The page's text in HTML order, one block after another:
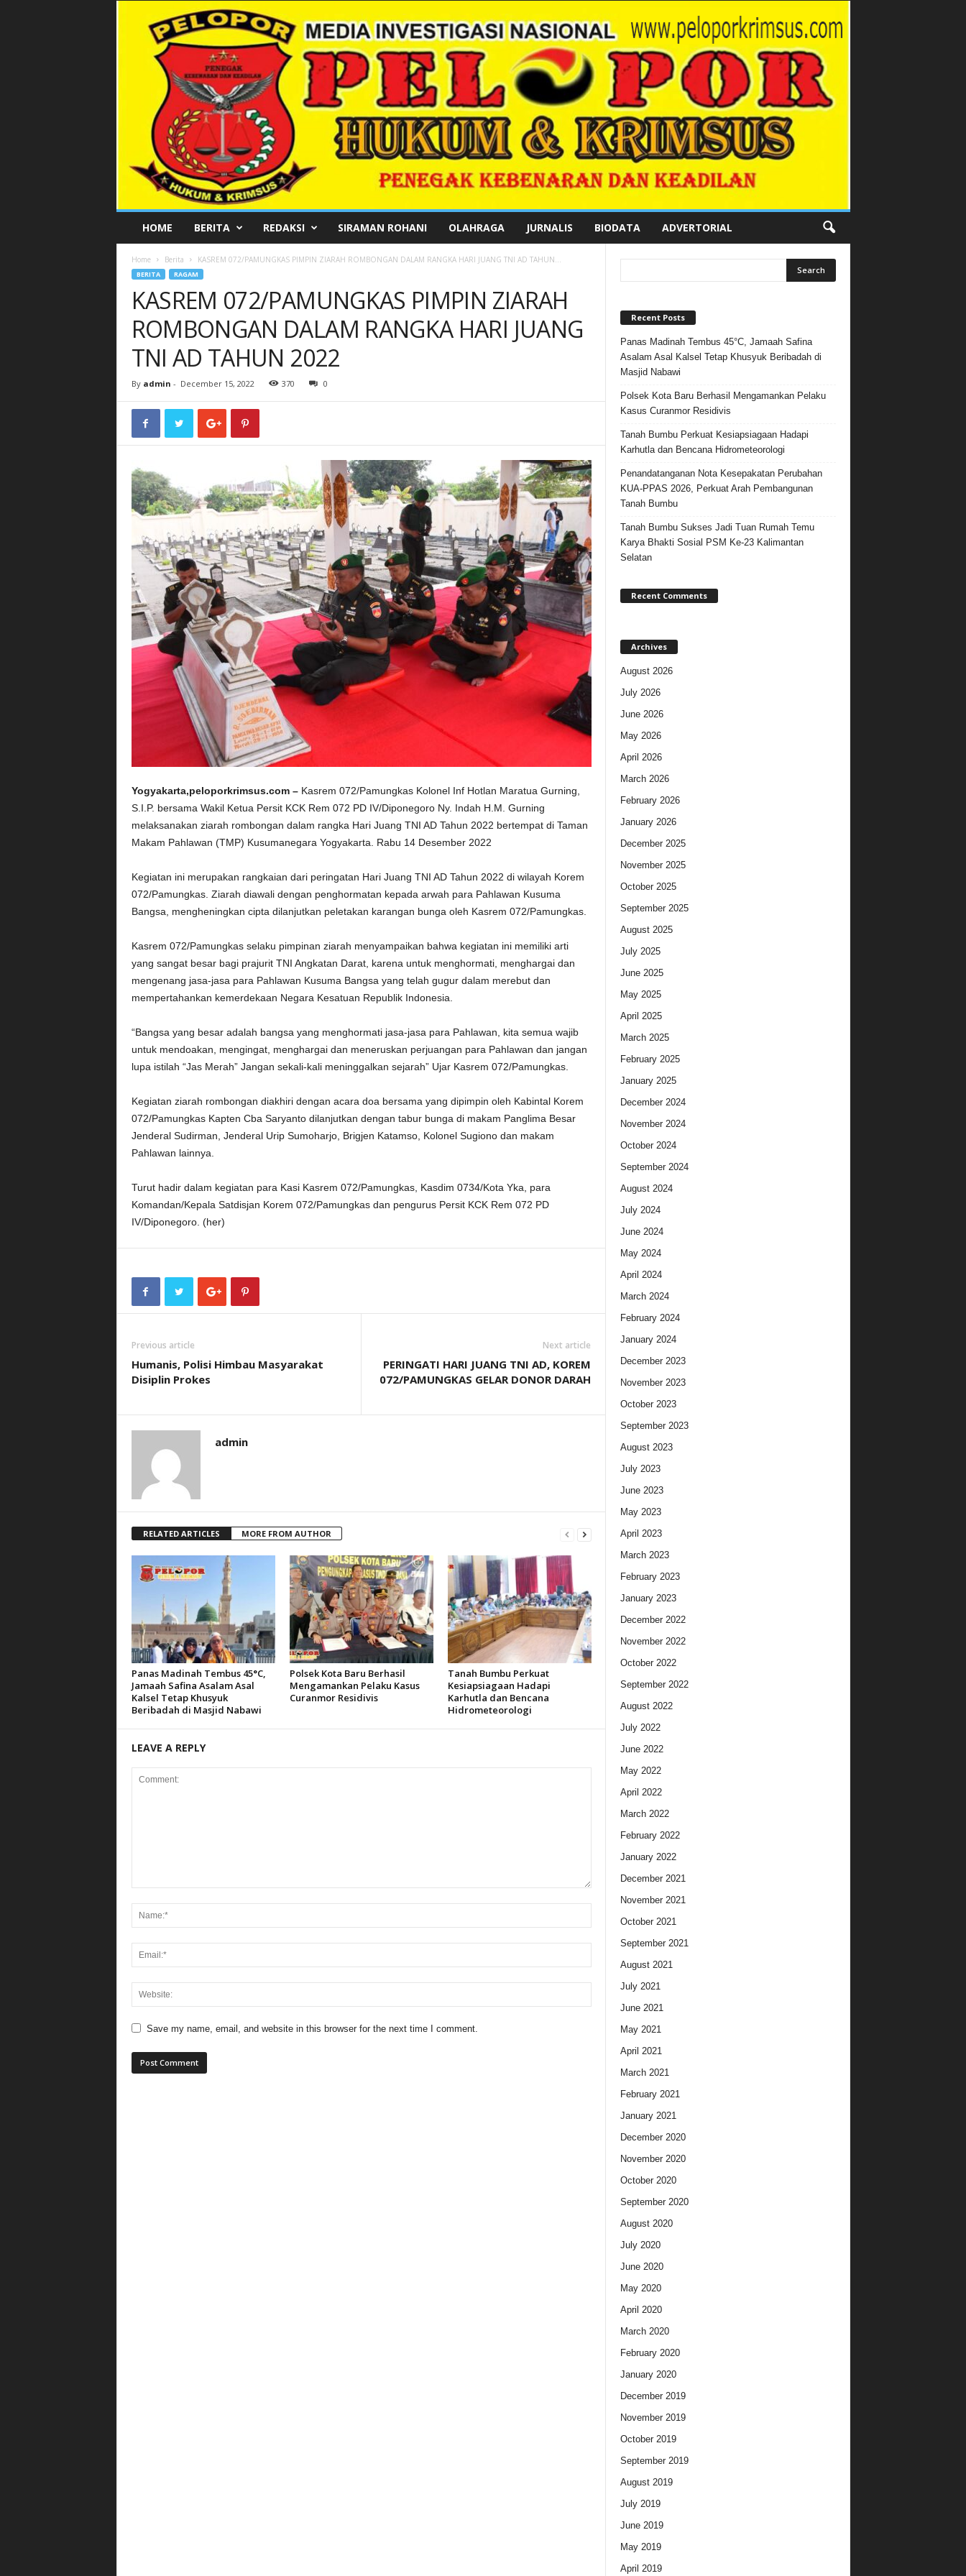
L
HOME BERITA REDAKSI SIRAMAN ROHANI OLAHRAGA JURNALIS BIODATA ADVERTORIAL
Home Berita KASREM 072/PAMUNGKAS PIMPIN ZIARAH ROMBONGAN DALAM RANGKA HARI JUANG TNI AD TAHUN...
BERITA RAGAM
KASREM 072/PAMUNGKAS PIMPIN ZIARAH
ROMBONGAN DALAM RANGKA HARI JUANG
TNI AD TAHUN 2022
By admin - December 15, 2022 370 0
Yogyakarta,peloporkrimsus.com –Kasrem 072/Pamungkas Kolonel Inf Hotlan Maratua Gurning,
S.I.P. bersama Wakil Ketua Persit KCK Rem 072 PD IV/Diponegoro Ny. Indah H.M. Gurning
melaksanakan ziarah rombongan dalam rangka Hari Juang TNI AD Tahun 2022 bertempat di Taman
Makam Pahlawan (TMP) Kusumanegara Yogyakarta. Rabu 14 Desember 2022
Kegiatan ini merupakan rangkaian dari peringatan Hari Juang TNI AD Tahun 2022 di wilayah Korem
072/Pamungkas. Ziarah diawali dengan penghormatan kepada arwah para Pahlawan Kusuma
Bangsa, mengheningkan cipta dilanjutkan peletakan karangan bunga oleh Kasrem 072/Pamungkas.
Kasrem 072/Pamungkas selaku pimpinan ziarah menyampaikan bahwa kegiatan ini memiliki arti
yang sangat besar bagi prajurit TNI Angkatan Darat, karena untuk menghormati, menghargai dan
mengenang jasa-jasa para Pahlawan Kusuma Bangsa yang telah gugur dalam merebut dan
mempertahankan kemerdekaan Negara Kesatuan Republik Indonesia.
“Bangsa yang besar adalah bangsa yang menghormati jasa-jasa para Pahlawan, kita semua wajib
untuk mendoakan, mengingat, menghargai dan meneruskan perjuangan para Pahlawan dan jangan
lupa istilah “Jas Merah” Jangan sekali-kali meninggalkan sejarah” Ujar Kasrem 072/Pamungkas.
Kegiatan ziarah rombongan diakhiri dengan acara doa bersama yang dipimpin oleh Kabintal Korem
072/Pamungkas Kapten Cba Saryanto dilanjutkan dengan tabur bunga di makam Panglima Besar
Jenderal Sudirman, Jenderal Urip Sumoharjo, Brigjen Katamso, Kolonel Sugiono dan makam
Pahlawan lainnya.
Turut hadir dalam kegiatan para Kasi Kasrem 072/Pamungkas, Kasdim 0734/Kota Yka, para
Komandan/Kepala Satdisjan Korem 072/Pamungkas dan pengurus Persit KCK Rem 072 PD
IV/Diponegoro. (her)
Previous article
Humanis, Polisi Himbau Masyarakat
Disiplin Prokes
Next article
PERINGATI HARI JUANG TNI AD, KOREM
072/PAMUNGKAS GELAR DONOR DARAH
admin
RELATED ARTICLES MORE FROM AUTHOR
Panas Madinah Tembus 45°C,
Jamaah Safina Asalam Asal
Kalsel Tetap Khusyuk
Beribadah di Masjid Nabawi
Polsek Kota Baru Berhasil
Mengamankan Pelaku Kasus
Curanmor Residivis
Tanah Bumbu Perkuat
Kesiapsiagaan Hadapi
Karhutla dan Bencana
Hidrometeorologi
LEAVE A REPLY
Save my name, email, and website in this browser for the next time I comment.
Recent Posts
Panas Madinah Tembus 45°C, Jamaah Safina
Asalam Asal Kalsel Tetap Khusyuk Beribadah di
Masjid Nabawi
Polsek Kota Baru Berhasil Mengamankan Pelaku
Kasus Curanmor Residivis
Tanah Bumbu Perkuat Kesiapsiagaan Hadapi
Karhutla dan Bencana Hidrometeorologi
Penandatanganan Nota Kesepakatan Perubahan
KUA-PPAS 2026, Perkuat Arah Pembangunan
Tanah Bumbu
Tanah Bumbu Sukses Jadi Tuan Rumah Temu
Karya Bhakti Sosial PSM Ke-23 Kalimantan
Selatan
Recent Comments
Archives
August 2026
July 2026
June 2026
May 2026
April 2026
March 2026
February 2026
January 2026
December 2025
November 2025
October 2025
September 2025
August 2025
July 2025
June 2025
May 2025
April 2025
March 2025
February 2025
January 2025
December 2024
November 2024
October 2024
September 2024
August 2024
July 2024
June 2024
May 2024
April 2024
March 2024
February 2024
January 2024
December 2023
November 2023
October 2023
September 2023
August 2023
July 2023
June 2023
May 2023
April 2023
March 2023
February 2023
January 2023
December 2022
November 2022
October 2022
September 2022
August 2022
July 2022
June 2022
May 2022
April 2022
March 2022
February 2022
January 2022
December 2021
November 2021
October 2021
September 2021
August 2021
July 2021
June 2021
May 2021
April 2021
March 2021
February 2021
January 2021
December 2020
November 2020
October 2020
September 2020
August 2020
July 2020
June 2020
May 2020
April 2020
March 2020
February 2020
January 2020
December 2019
November 2019
October 2019
September 2019
August 2019
July 2019
June 2019
May 2019
April 2019